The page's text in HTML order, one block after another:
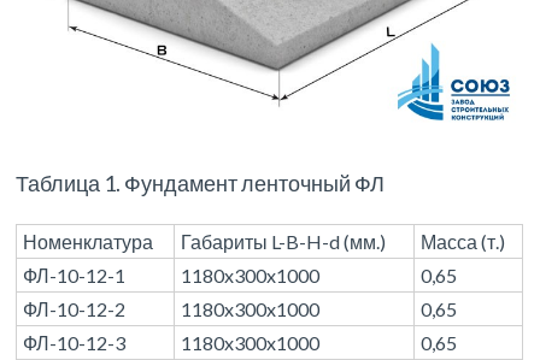
Таблица 1. Фундамент ленточный ФЛ
Номенклатура Габариты L-B-H-d (мм.)
Масса (т.)
ФЛ-10-12-1
1180x300x1000
0,65
ФЛ-10-12-2
1180x300x1000
0,65
ФЛ-10-12-3
1180x300x1000
0,65